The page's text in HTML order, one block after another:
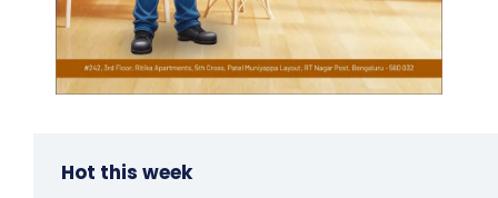
Hot this week